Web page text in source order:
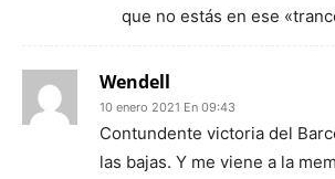
que no estás en ese
Wendell
10 enero 2021 En 09:43
Contundente victoria del
las bajas. Y me viene a la